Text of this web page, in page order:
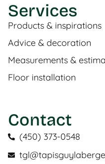
Services
Products & inspirations
Advice & decoration
Measurements &
Floor installation
Contact
(450) 373-0548